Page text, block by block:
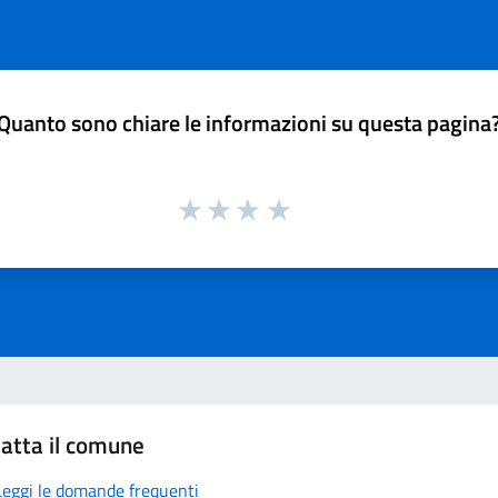
sono chiare le informazioni su questa
il comune
le domande frequenti